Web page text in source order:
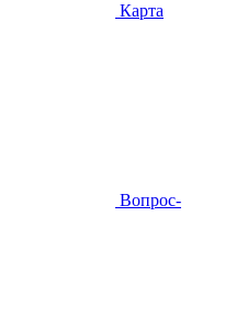
Карта
Вопрос-